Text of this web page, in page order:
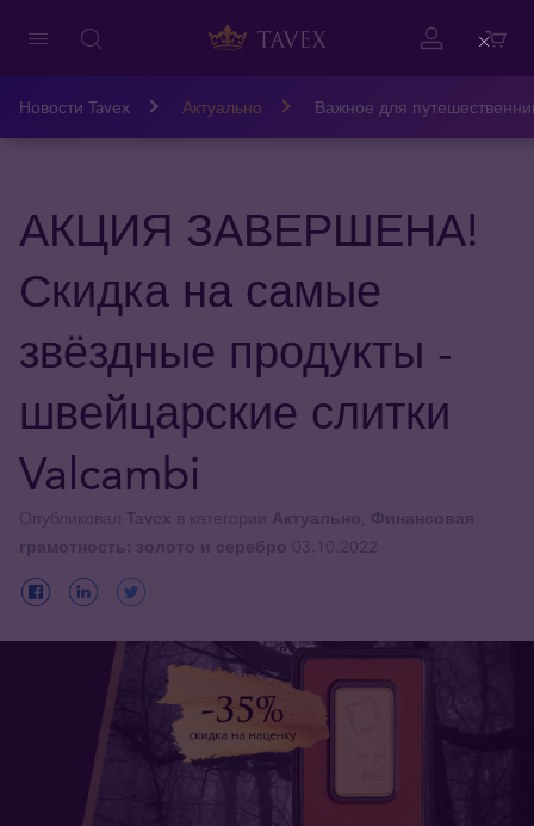
Новости Tavex Актуально Важное для
АКЦИЯ ЗАВЕРШЕНА!
Скидка на самые
звёздные продукты -
швейцарские слитки
Valcambi
Close